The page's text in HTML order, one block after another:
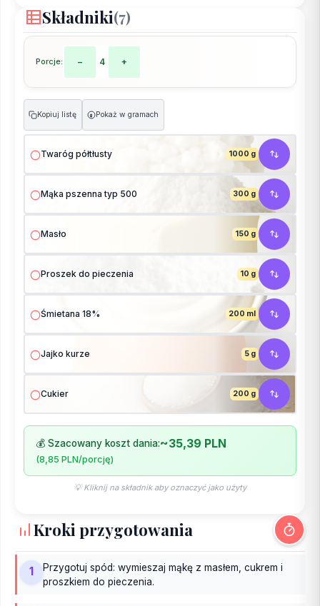
Składniki(7)
Porcje: − 4 +
Kopiuj listę g Pokaż w gramach
Twaróg półtłusty 1000 g
Mąka pszenna typ 500 300 g
Masło 150 g
Proszek do pieczenia 10 g
Śmietana 18% 200 ml
Jajko kurze 5 g
Cukier 200 g
💰 Szacowany koszt dania:~35,39 PLN
(8,85 PLN/porcję)
💡 Kliknij na składnik aby oznaczyć jako użyty
Kroki przygotowania
1
Przygotuj spód: wymieszaj mąkę z masłem, cukrem i
proszkiem do pieczenia.